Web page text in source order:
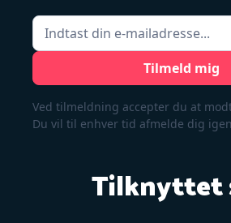
Ved tilmeldning accepter du at
Du vil til enhver tid afmelde dig
Tilknyttet